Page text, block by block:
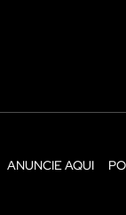
ANUNCIE AQUI